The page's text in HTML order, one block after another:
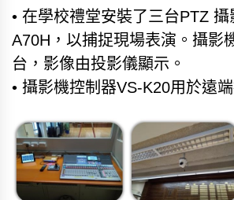
• 在學校禮堂安裝了三台PTZ 攝
A70H，以捕捉現場表演。攝影
台，影像由投影儀顯示。
• 攝影機控制器VS-K20用於遠